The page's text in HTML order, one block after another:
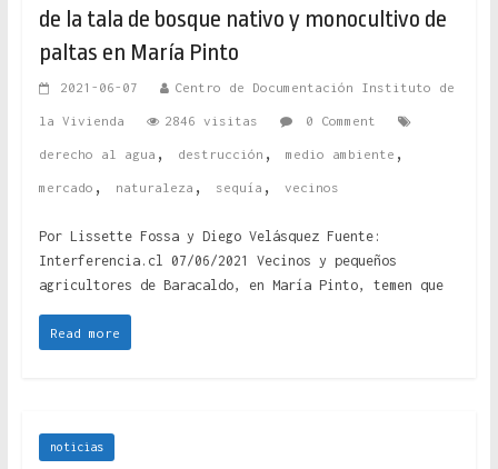
de la tala de bosque nativo y monocultivo de
paltas en María Pinto
2021-06-07 Centro de Documentación Instituto de
la Vivienda 2846 visitas 0 Comment
derecho al agua , destrucción , medio ambiente ,
mercado , naturaleza , sequía , vecinos
Por Lissette Fossa y Diego Velásquez Fuente:
Interferencia.cl 07/06/2021 Vecinos y pequeños
agricultores de Baracaldo, en María Pinto, temen que
Read more
noticias